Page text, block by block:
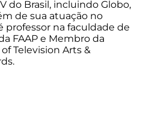
do Brasil, incluindo Globo,
de sua atuação no
professor na faculdade de
FAAP e Membro da
Television Arts &